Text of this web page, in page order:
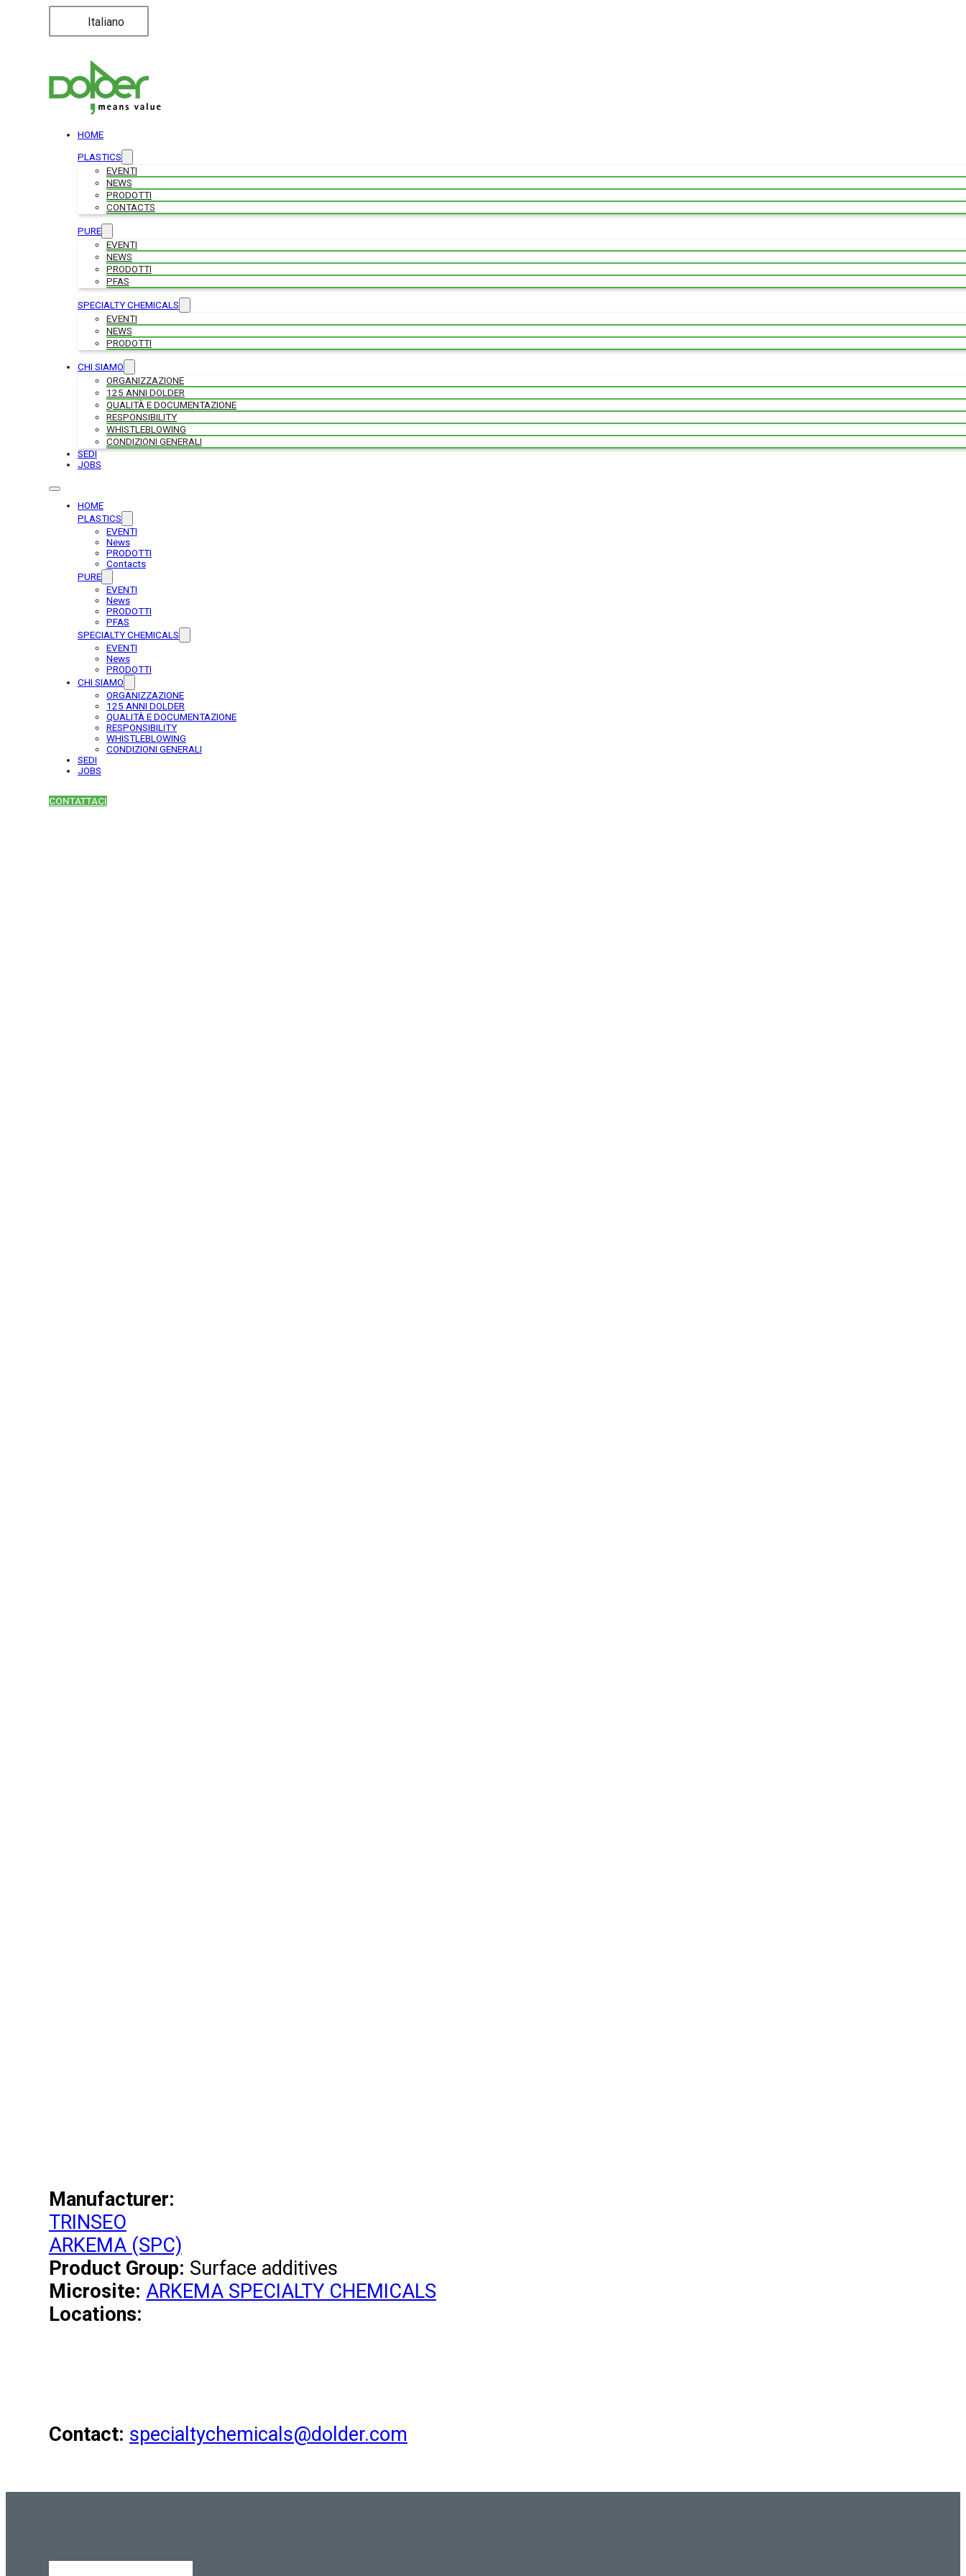
Italiano
HOME
PLASTICS
EVENTI
NEWS
PRODOTTI
CONTACTS
PURE
EVENTI
NEWS
PRODOTTI
PFAS
SPECIALTY CHEMICALS
EVENTI
NEWS
PRODOTTI
CHI SIAMO
ORGANIZZAZIONE
125 ANNI DOLDER
QUALITÀ E DOCUMENTAZIONE
RESPONSIBILITY
WHISTLEBLOWING
CONDIZIONI GENERALI
SEDI
JOBS
HOME
PLASTICS
EVENTI
News
PRODOTTI
Contacts
PURE
EVENTI
News
PRODOTTI
PFAS
SPECIALTY CHEMICALS
EVENTI
News
PRODOTTI
CHI SIAMO
ORGANIZZAZIONE
125 ANNI DOLDER
QUALITÀ E DOCUMENTAZIONE
RESPONSIBILITY
WHISTLEBLOWING
CONDIZIONI GENERALI
SEDI
JOBS
CONTATTACI
Manufacturer:
TRINSEO
ARKEMA (SPC)
Product Group: Surface additives
Microsite: ARKEMA SPECIALTY CHEMICALS
Locations:
Contact: specialtychemicals@dolder.com